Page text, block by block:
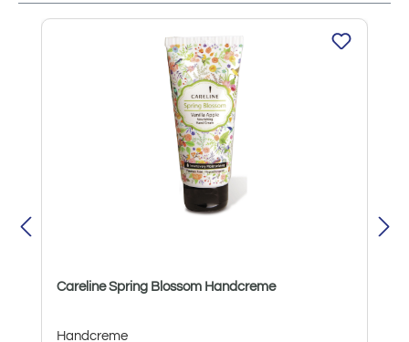
Produktgalerie überspringen
Careline Spring Blossom Handcreme
Handcreme